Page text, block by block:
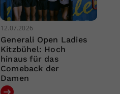
12.07.2026
Generali Open Ladies
Kitzbühel: Hoch
hinaus für das
Comeback der
Damen